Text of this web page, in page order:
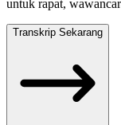
untuk rapat,
Transkrip Sekarang